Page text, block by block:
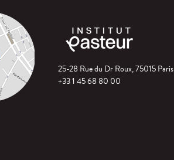
25-28 Rue du Dr Roux, 75015 Paris
+33 1 45 68 80 00